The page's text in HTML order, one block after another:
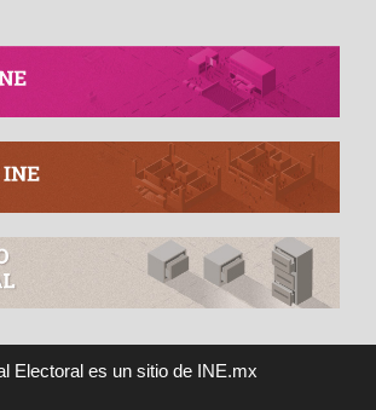
Electoral es un sitio de INE.mx